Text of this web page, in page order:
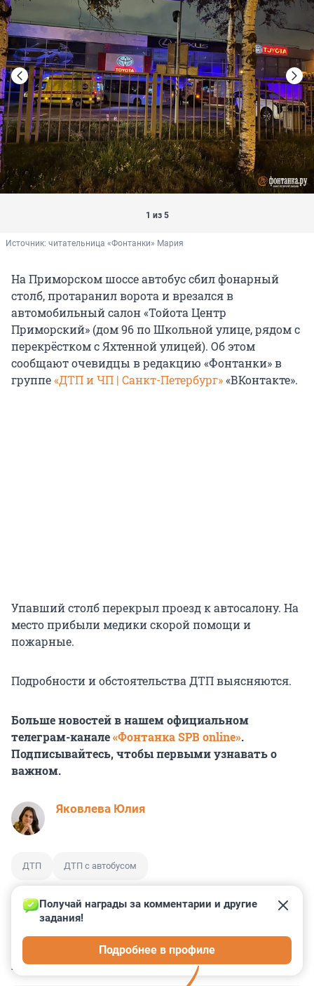
1 из 5
Источник: читательница «Фонтанки» Мария
На Приморском шоссе автобус сбил фонарный
столб, протаранил ворота и врезался в
автомобильный салон «Тойота Центр
Приморский» (дом 96 по Школьной улице, рядом с
перекрёстком с Яхтенной улицей). Об этом
сообщают очевидцы в редакцию «Фонтанки» в
группе«ДТП и ЧП | Санкт-Петербург»«ВКонтакте».
Упавший столб перекрыл проезд к автосалону. На
место прибыли медики скорой помощи и
пожарные.
Подробности и обстоятельства ДТП выясняются.
Больше новостей в нашем официальном
телеграм-канале«Фонтанка SPB online».
Подписывайтесь, чтобы первыми узнавать о
важном.
Яковлева Юлия
ДТП ДТП с автобусом
КОММЕНТАРИИ 15
Получай награды за комментарии и другие
задания!
Подробнее в профиле